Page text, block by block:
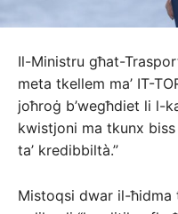
Il-Ministru għat-
meta tkellem ma’ IT-
joħroġ b’wegħdiet li l-
kwistjoni ma tkunx
ta’ kredibbiltà.”
Mistoqsi dwar il-ħidma